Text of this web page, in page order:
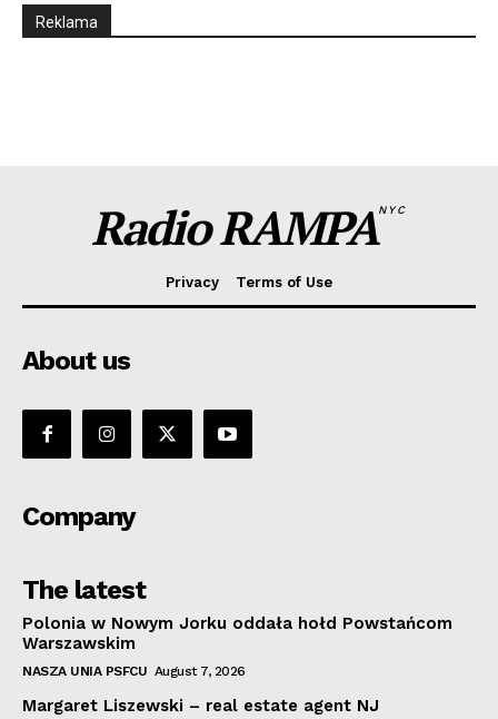
Reklama
Radio RAMPANYC
Privacy Terms of Use
About us
Company
The latest
Polonia w Nowym Jorku oddała hołd Powstańcom
Warszawskim
NASZA UNIA PSFCU August 7, 2026
Margaret Liszewski – real estate agent NJ